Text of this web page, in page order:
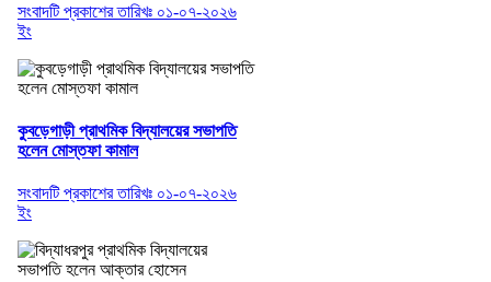
সংবাদটি প্রকাশের তারিখঃ ০১-০৭-২০২৬
ইং
কুবড়েগাড়ী প্রাথমিক বিদ্যালয়ের সভাপতি
হলেন মোস্তফা কামাল
সংবাদটি প্রকাশের তারিখঃ ০১-০৭-২০২৬
ইং